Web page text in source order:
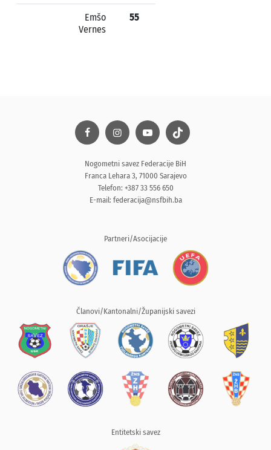
Emšo
Vernes
55
Nogometni savez Federacije BiH
Franca Lehara 3, 71000 Sarajevo
Telefon: +387 33 556 650
E-mail: federacija@nsfbih.ba
Partneri/Asocijacije
Članovi/Kantonalni/Županijski savezi
Entitetski savez